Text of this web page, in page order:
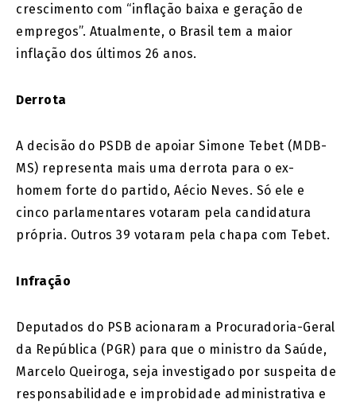
crescimento com “inflação baixa e geração de
empregos”. Atualmente, o Brasil tem a maior
inflação dos últimos 26 anos.
Derrota
A decisão do PSDB de apoiar Simone Tebet (MDB-
MS) representa mais uma derrota para o ex-
homem forte do partido, Aécio Neves. Só ele e
cinco parlamentares votaram pela candidatura
própria. Outros 39 votaram pela chapa com Tebet.
Infração
Deputados do PSB acionaram a Procuradoria-Geral
da República (PGR) para que o ministro da Saúde,
Marcelo Queiroga, seja investigado por suspeita de
responsabilidade e improbidade administrativa e